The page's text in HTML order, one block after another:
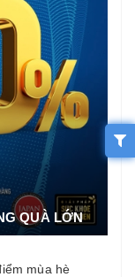
QUÀ LỚN
mùa hè